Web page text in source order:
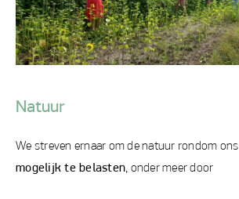
Natuur
We streven ernaar om de natuur rondom ons
mogelijk te belasten, onder meer door